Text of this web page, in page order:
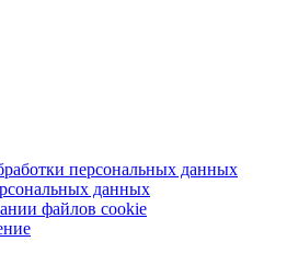
персональных данных
данных
файлов cookie